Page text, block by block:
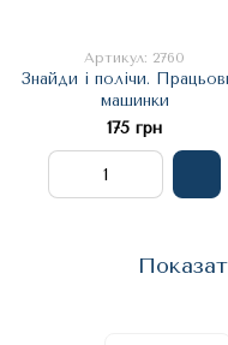
Артикул: 2760
Знайди і полічи.
машинки
175 грн